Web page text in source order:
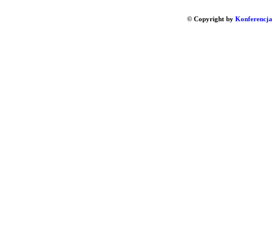
© Copyright by Konferencja